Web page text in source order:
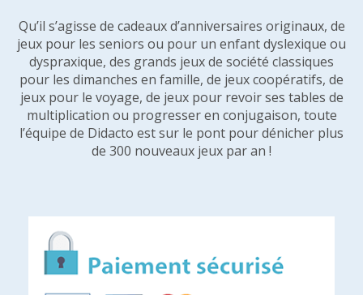
Qu’il s’agisse de cadeaux d’anniversaires originaux, de
jeux pour les seniors ou pour un enfant dyslexique ou
dyspraxique, des grands jeux de société classiques
pour les dimanches en famille, de jeux coopératifs, de
jeux pour le voyage, de jeux pour revoir ses tables de
multiplication ou progresser en conjugaison, toute
l’équipe de Didacto est sur le pont pour dénicher plus
de 300 nouveaux jeux par an !